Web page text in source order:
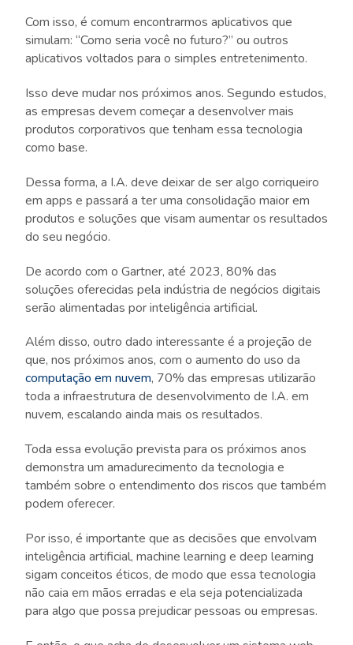
Com isso, é comum encontrarmos aplicativos que
simulam: “Como seria você no futuro?” ou outros
aplicativos voltados para o simples entretenimento.
Isso deve mudar nos próximos anos. Segundo estudos,
as empresas devem começar a desenvolver mais
produtos corporativos que tenham essa tecnologia
como base.
Dessa forma, a I.A. deve deixar de ser algo corriqueiro
em apps e passará a ter uma consolidação maior em
produtos e soluções que visam aumentar os resultados
do seu negócio.
De acordo com o Gartner, até 2023, 80% das
soluções oferecidas pela indústria de negócios digitais
serão alimentadas por inteligência artificial.
Além disso, outro dado interessante é a projeção de
que, nos próximos anos, com o aumento do uso da
computação em nuvem, 70% das empresas utilizarão
toda a infraestrutura de desenvolvimento de I.A. em
nuvem, escalando ainda mais os resultados.
Toda essa evolução prevista para os próximos anos
demonstra um amadurecimento da tecnologia e
também sobre o entendimento dos riscos que também
podem oferecer.
Por isso, é importante que as decisões que envolvam
inteligência artificial, machine learning e deep learning
sigam conceitos éticos, de modo que essa tecnologia
não caia em mãos erradas e ela seja potencializada
para algo que possa prejudicar pessoas ou empresas.